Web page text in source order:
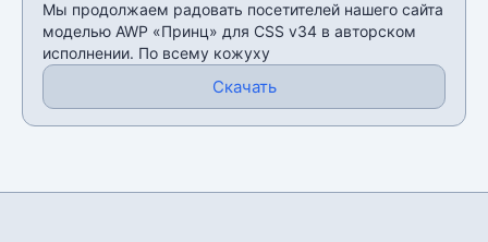
Мы продолжаем радовать посетителей нашего сайта
моделью AWP «Принц» для CSS v34 в авторском
исполнении. По всему кожуху
Скачать